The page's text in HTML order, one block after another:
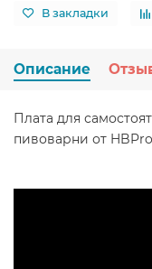
В закладки
Описание
Плата для
пивоварни от